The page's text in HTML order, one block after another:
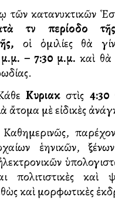
τὴν περίοδο
οἱ ὁμιλίες θὰ
– 7:30 μ.μ. καὶ
Κυριακὴ στὶς 4:30
μὲ εἰδικὲς
ἑλληνικῶν,
πολιτιστικὲς καὶ
καὶ μορφωτικὲς